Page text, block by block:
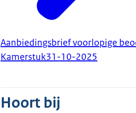
Aanbiedingsbrief voorlopige
Kamerstuk31-10-2025
Hoort bij